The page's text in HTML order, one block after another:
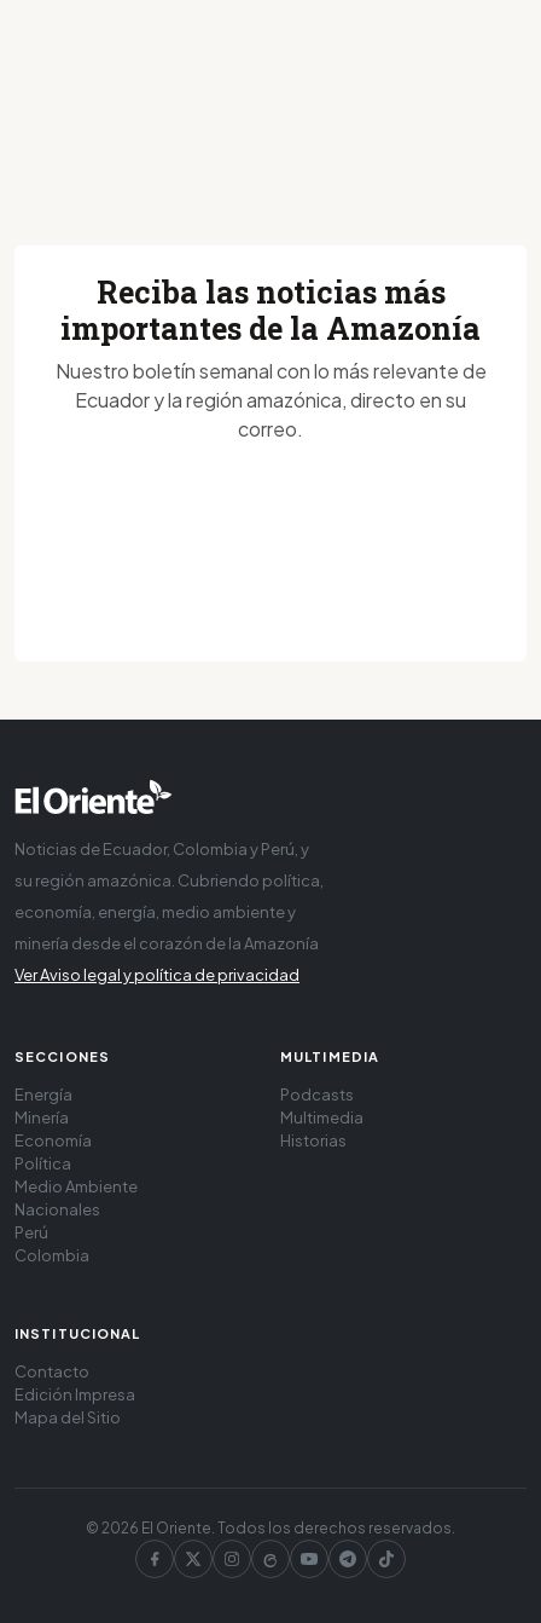
Reciba las noticias más
importantes de la Amazonía
Nuestro boletín semanal con lo más relevante de
Ecuador y la región amazónica, directo en su
correo.
Noticias de Ecuador, Colombia y Perú, y
su región amazónica. Cubriendo política,
economía, energía, medio ambiente y
minería desde el corazón de la Amazonía
Ver Aviso legal y política de privacidad
SECCIONES
Energía
Minería
Economía
Política
Medio Ambiente
Nacionales
Perú
Colombia
MULTIMEDIA
Podcasts
Multimedia
Historias
INSTITUCIONAL
Contacto
Edición Impresa
Mapa del Sitio
© 2026 El Oriente. Todos los derechos reservados.